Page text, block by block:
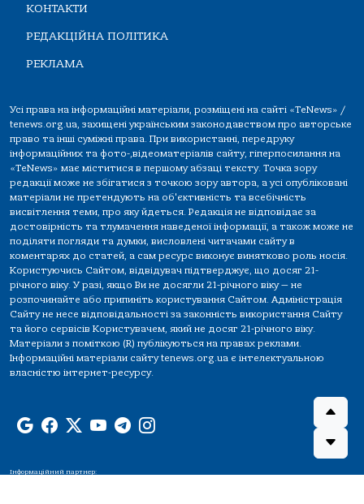
КОНТАКТИ
РЕДАКЦІЙНА ПОЛІТИКА
РЕКЛАМА
Усі права на інформаційні матеріали, розміщені на сайті «TeNews» /
tenews.org.ua, захищені українським законодавством про авторське
право та інші суміжні права. При використанні, передруку
інформаційних та фото-,відеоматеріалів сайту, гіперпосилання на
«TeNews» має міститися в першому абзаці тексту. Точка зору
редакції може не збігатися з точкою зору автора, а усі опубліковані
матеріали не претендують на об'єктивність та всебічність
висвітлення теми, про яку йдеться. Редакція не відповідає за
достовірність та тлумачення наведеної інформації, а також може не
поділяти погляди та думки, висловлені читачами сайту в
коментарях до статей, а сам ресурс виконує винятково роль носія.
Користуючись Сайтом, відвідувач підтверджує, що досяг 21-
річного віку. У разі, якщо Ви не досягли 21-річного віку — не
розпочинайте або припиніть користування Сайтом. Адміністрація
Сайту не несе відповідальності за законність використання Сайту
та його сервісів Користувачем, який не досяг 21-річного віку.
Матеріали з поміткою (R) публікуються на правах реклами.
Інформаційні матеріали сайту tenews.org.ua є інтелектуальною
власністю інтернет-ресурсу.
Інформаційний партнер: